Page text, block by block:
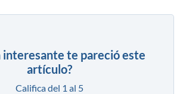
interesante te pareció este
artículo?
Califica del 1 al 5